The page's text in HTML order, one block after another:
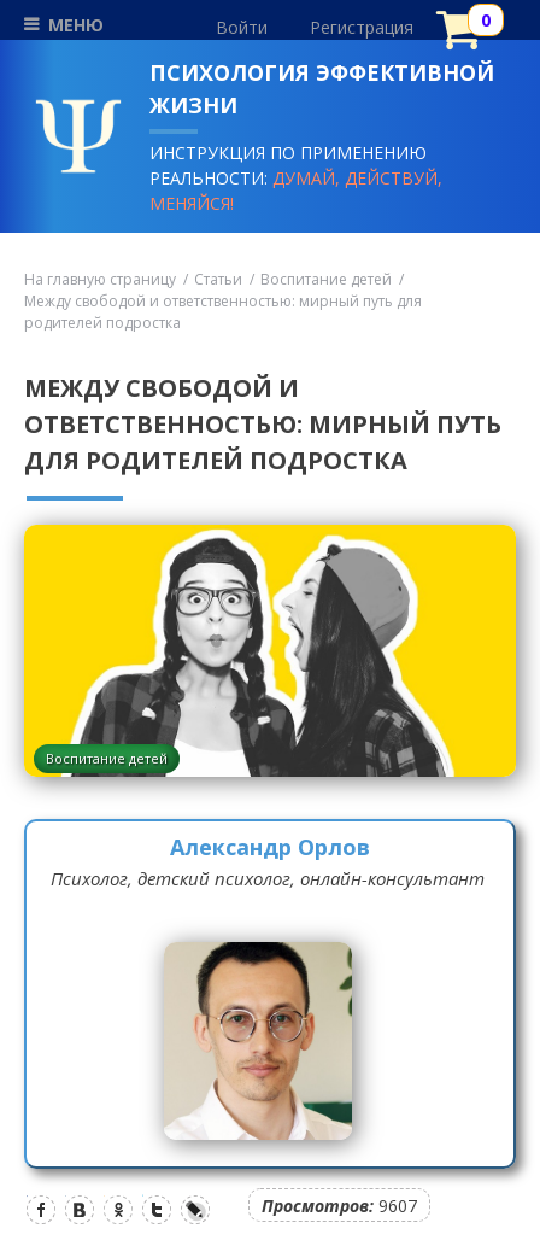
МЕНЮ Войти Регистрация
ПСИХОЛОГИЯ ЭФФЕКТИВНОЙ
ЖИЗНИ
ИНСТРУКЦИЯ ПО ПРИМЕНЕНИЮ
РЕАЛЬНОСТИ:ДУМАЙ, ДЕЙСТВУЙ,
МЕНЯЙСЯ!
На главную страницу Статьи
Воспитание детей
Между свободой и ответственностью: мирный путь для
родителей подростка
МЕЖДУ СВОБОДОЙ И
ОТВЕТСТВЕННОСТЬЮ: МИРНЫЙ ПУТЬ
ДЛЯ РОДИТЕЛЕЙ ПОДРОСТКА
Воспитание детей
Александр Орлов
Психолог, детский психолог, онлайн-консультант
Просмотров: 9607